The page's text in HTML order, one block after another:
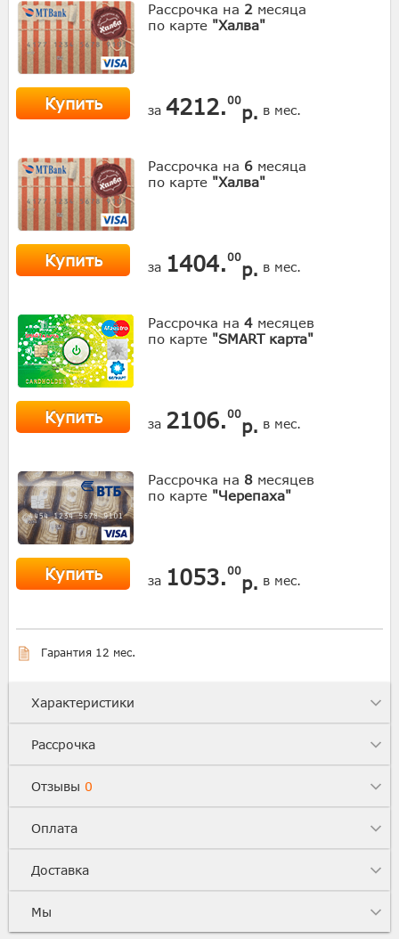
Рассрочка на 2 месяца
по карте "Халва"
Купить за 4212.00
р. в мес.
Рассрочка на 6 месяца
по карте "Халва"
Купить за 1404.00
р. в мес.
Рассрочка на 4 месяцев
по карте "SMART карта"
Купить за 2106.00
р. в мес.
Рассрочка на 8 месяцев
по карте "Черепаха"
Купить за 1053.00
р. в мес.
Гарантия 12 мес.
Характеристики
Рассрочка
Отзывы 0
Оплата
Доставка
Мы